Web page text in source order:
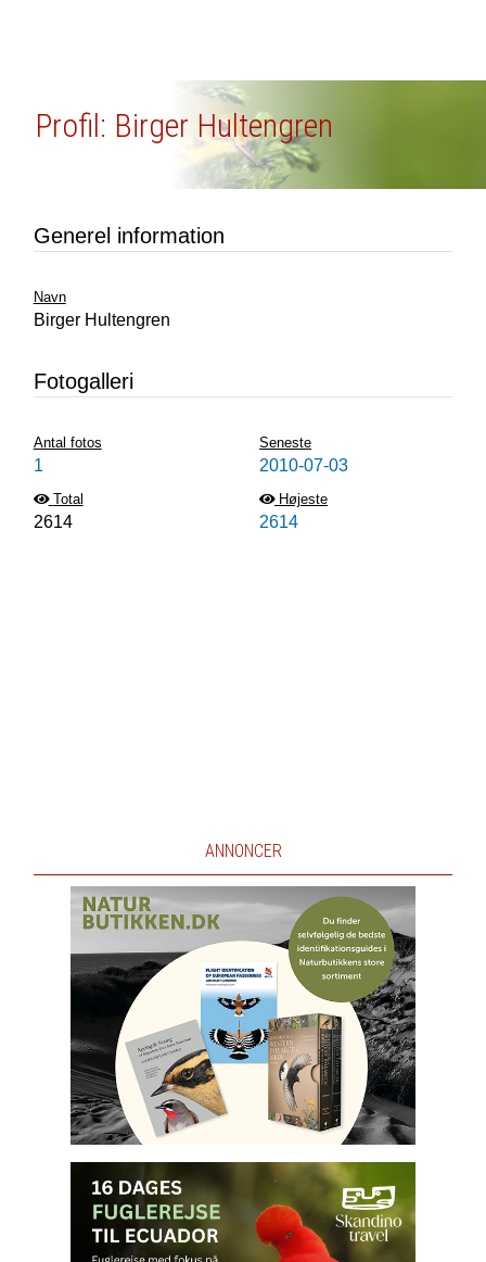
Profil: Birger Hultengren
Generel information
Navn
Birger Hultengren
Fotogalleri
Antal fotos
1
Seneste
2010-07-03
Total
2614
Højeste
2614
ANNONCER